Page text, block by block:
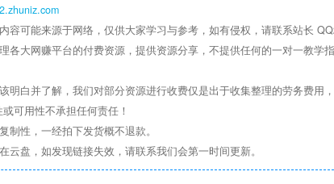
容可能来源于网络，仅供大家学习与参考，如有侵权，请联系站长 QQ
各大网赚平台的付费资源，提供资源分享，不提供任何的一对一教学
明白并了解，我们对部分资源进行收费仅是出于收集整理的劳务费用
可用性不承担任何责任！
制性，一经拍下发货概不退款。
云盘，如发现链接失效，请联系我们会第一时间更新。